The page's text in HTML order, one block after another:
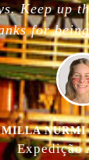
up the
for being
NURMI |
Expedição